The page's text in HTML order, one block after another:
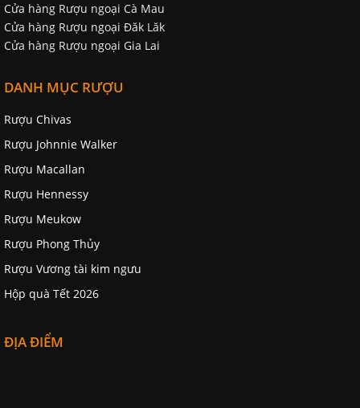
Cửa hàng Rượu ngoại Cà Mau
Cửa hàng Rượu ngoại Đăk Lăk
Cửa hàng Rượu ngoại Gia Lai
DANH MỤC RƯỢU
Rượu Chivas
Rượu Johnnie Walker
Rượu Macallan
Rượu Hennessy
Rượu Meukow
Rượu Phong Thủy
Rượu Vương tài kim ngưu
Hộp quà Tết 2026
ĐỊA ĐIỂM